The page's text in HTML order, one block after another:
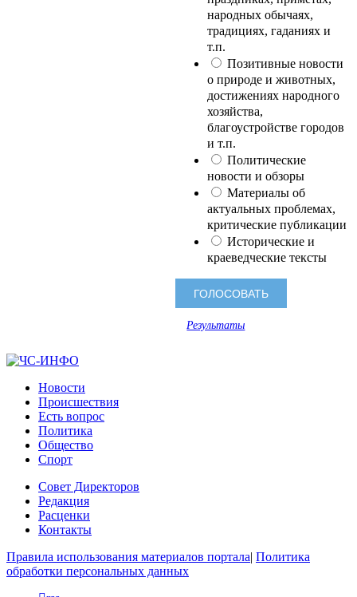
народных обычаях,
традициях, гаданиях и
т.п.
Позитивные новости
о природе и животных,
достижениях народного
хозяйства,
благоустройстве городов
и т.п.
Политические
новости и обзоры
Материалы об
актуальных проблемах,
критические публикации
Исторические и
краеведческие тексты
Результаты
Новости
Происшествия
Есть вопрос
Политика
Общество
Спорт
Совет Директоров
Редакция
Расценки
Контакты
Правила использования материалов портала| Политика
обработки персональных данных